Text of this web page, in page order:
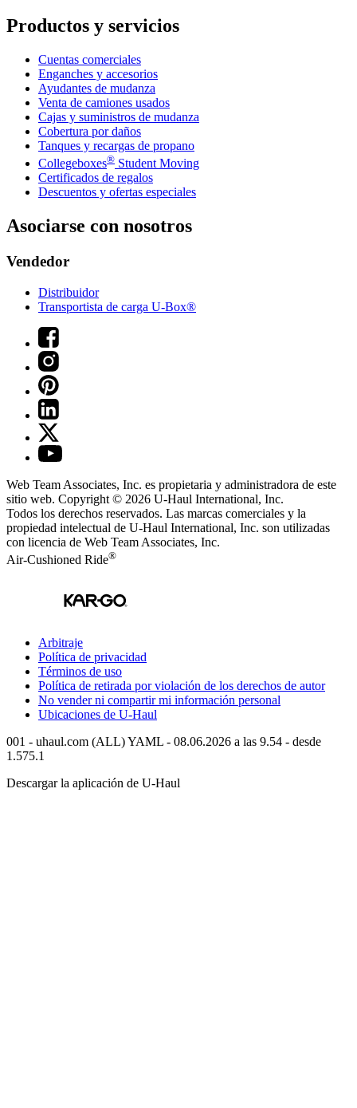
Productos y servicios
Cuentas comerciales
Enganches y accesorios
Ayudantes de mudanza
Venta de camiones usados
Cajas y suministros de mudanza
Cobertura por daños
Tanques y recargas de propano
Collegeboxes® Student Moving
Certificados de regalos
Descuentos y ofertas especiales
Asociarse con nosotros
Vendedor
Distribuidor
Transportista de carga U-Box®
Web Team Associates, Inc. es propietaria y administradora de este
sitio web. Copyright © 2026 U-Haul International, Inc.
Todos los derechos reservados. Las marcas comerciales y la
propiedad intelectual de U-Haul International, Inc. son utilizadas
con licencia de Web Team Associates, Inc.
Air-Cushioned Ride®
Arbitraje
Política de privacidad
Términos de uso
Política de retirada por violación de los derechos de autor
No vender ni compartir mi información personal
Ubicaciones de U-Haul
001 - uhaul.com (ALL) YAML - 08.06.2026 a las 9.54 - desde
1.575.1
Descargar la aplicación de U-Haul